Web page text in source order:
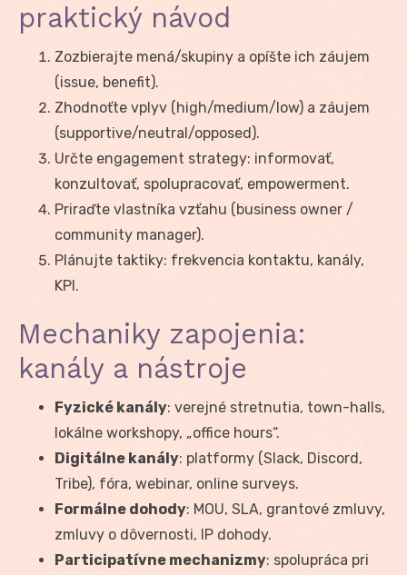
praktický návod
Zozbierajte mená/skupiny a opíšte ich záujem
(issue, benefit).
Zhodnoťte vplyv (high/medium/low) a záujem
(supportive/neutral/opposed).
Určte engagement strategy: informovať,
konzultovať, spolupracovať, empowerment.
Priraďte vlastníka vzťahu (business owner /
community manager).
Plánujte taktiky: frekvencia kontaktu, kanály,
KPI.
Mechaniky zapojenia:
kanály a nástroje
Fyzické kanály: verejné stretnutia, town-halls,
lokálne workshopy, „office hours“.
Digitálne kanály: platformy (Slack, Discord,
Tribe), fóra, webinar, online surveys.
Formálne dohody: MOU, SLA, grantové zmluvy,
zmluvy o dôvernosti, IP dohody.
Participatívne mechanizmy: spolupráca pri